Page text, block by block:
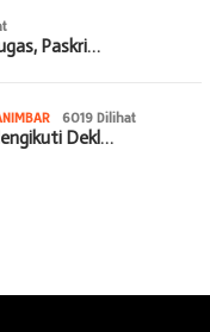
Paskri…
6019 Dilihat
Dekl…